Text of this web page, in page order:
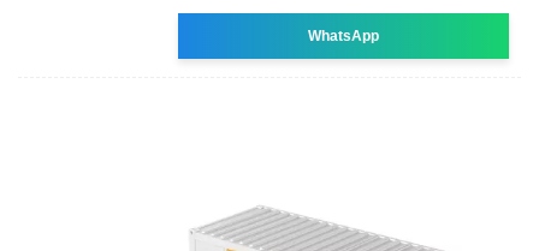
WhatsApp